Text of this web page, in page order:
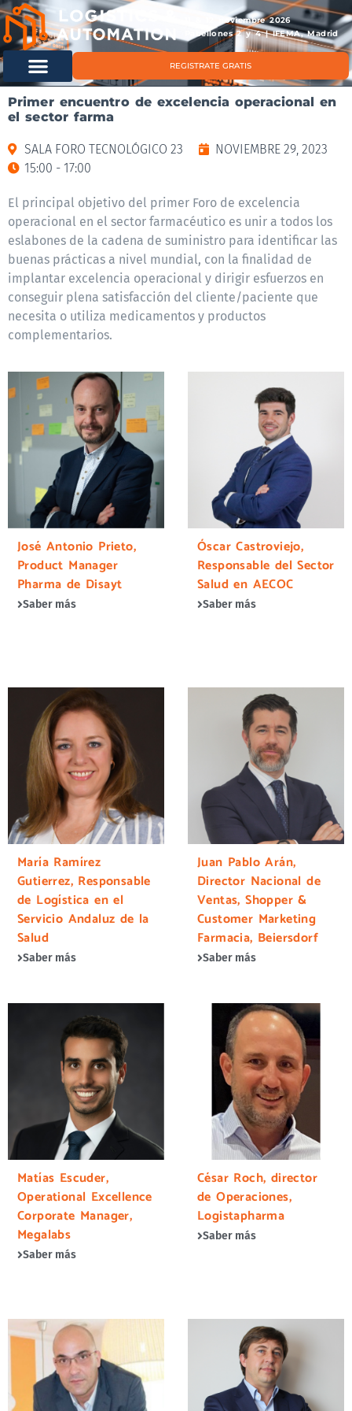
11 & 12 noviembre 2026
Pabellones 2 y 4 | IFEMA, Madrid
REGISTRATE GRATIS
Primer encuentro de excelencia operacional en
el sector farma
SALA FORO TECNOLÓGICO 23
NOVIEMBRE 29, 2023
15:00 - 17:00
El principal objetivo del primer Foro de excelencia
operacional en el sector farmacéutico es unir a todos los
eslabones de la cadena de suministro para identificar las
buenas prácticas a nivel mundial, con la finalidad de
implantar excelencia operacional y dirigir esfuerzos en
conseguir plena satisfacción del cliente/paciente que
necesita o utiliza medicamentos y productos
complementarios.
José Antonio Prieto,
Product Manager
Pharma de Disayt
Saber más
Óscar Castroviejo,
Responsable del Sector
Salud en AECOC
Saber más
María Ramírez
Gutierrez, Responsable
de Logística en el
Servicio Andaluz de la
Salud
Saber más
Juan Pablo Arán,
Director Nacional de
Ventas, Shopper &
Customer Marketing
Farmacia, Beiersdorf
Saber más
Matías Escuder,
Operational Excellence
Corporate Manager,
Megalabs
Saber más
César Roch, director
de Operaciones,
Logistapharma
Saber más